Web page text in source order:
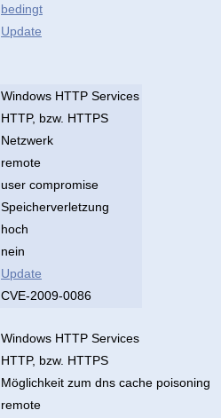
bedingt
Update
Windows HTTP Services
HTTP, bzw. HTTPS
Netzwerk
remote
user compromise
Speicherverletzung
hoch
nein
Update
CVE-2009-0086
Windows HTTP Services
HTTP, bzw. HTTPS
Möglichkeit zum dns cache poisoning
remote